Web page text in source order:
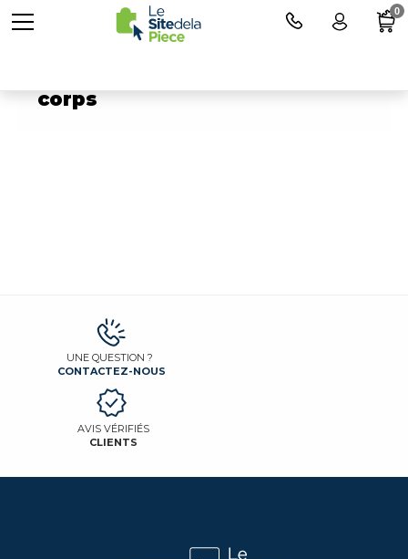
corps
UNE QUESTION ?
CONTACTEZ-NOUS
AVIS VÉRIFIÉS
CLIENTS
0